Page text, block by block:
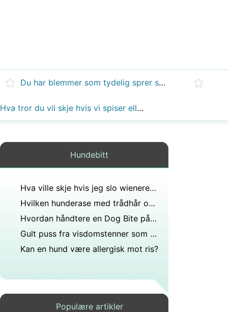
Du har blemmer som tydelig sprer seg og er veldig kløende hva kan dette være?
Hva tror du vil skje hvis vi spiser eller svelger maten uten å tygge?
Hundebitt
Hva ville skje hvis jeg slo wieneren min på en kaktus?
Hvilken hunderase med trådhår og et særegent skjeggbart øyenbryn er i terrierfamilien?
Hvordan håndtere en Dog Bite på Arm
Gult puss fra visdomstenner som kuttes ut?
Kan en hund være allergisk mot ris?
Populære artikler